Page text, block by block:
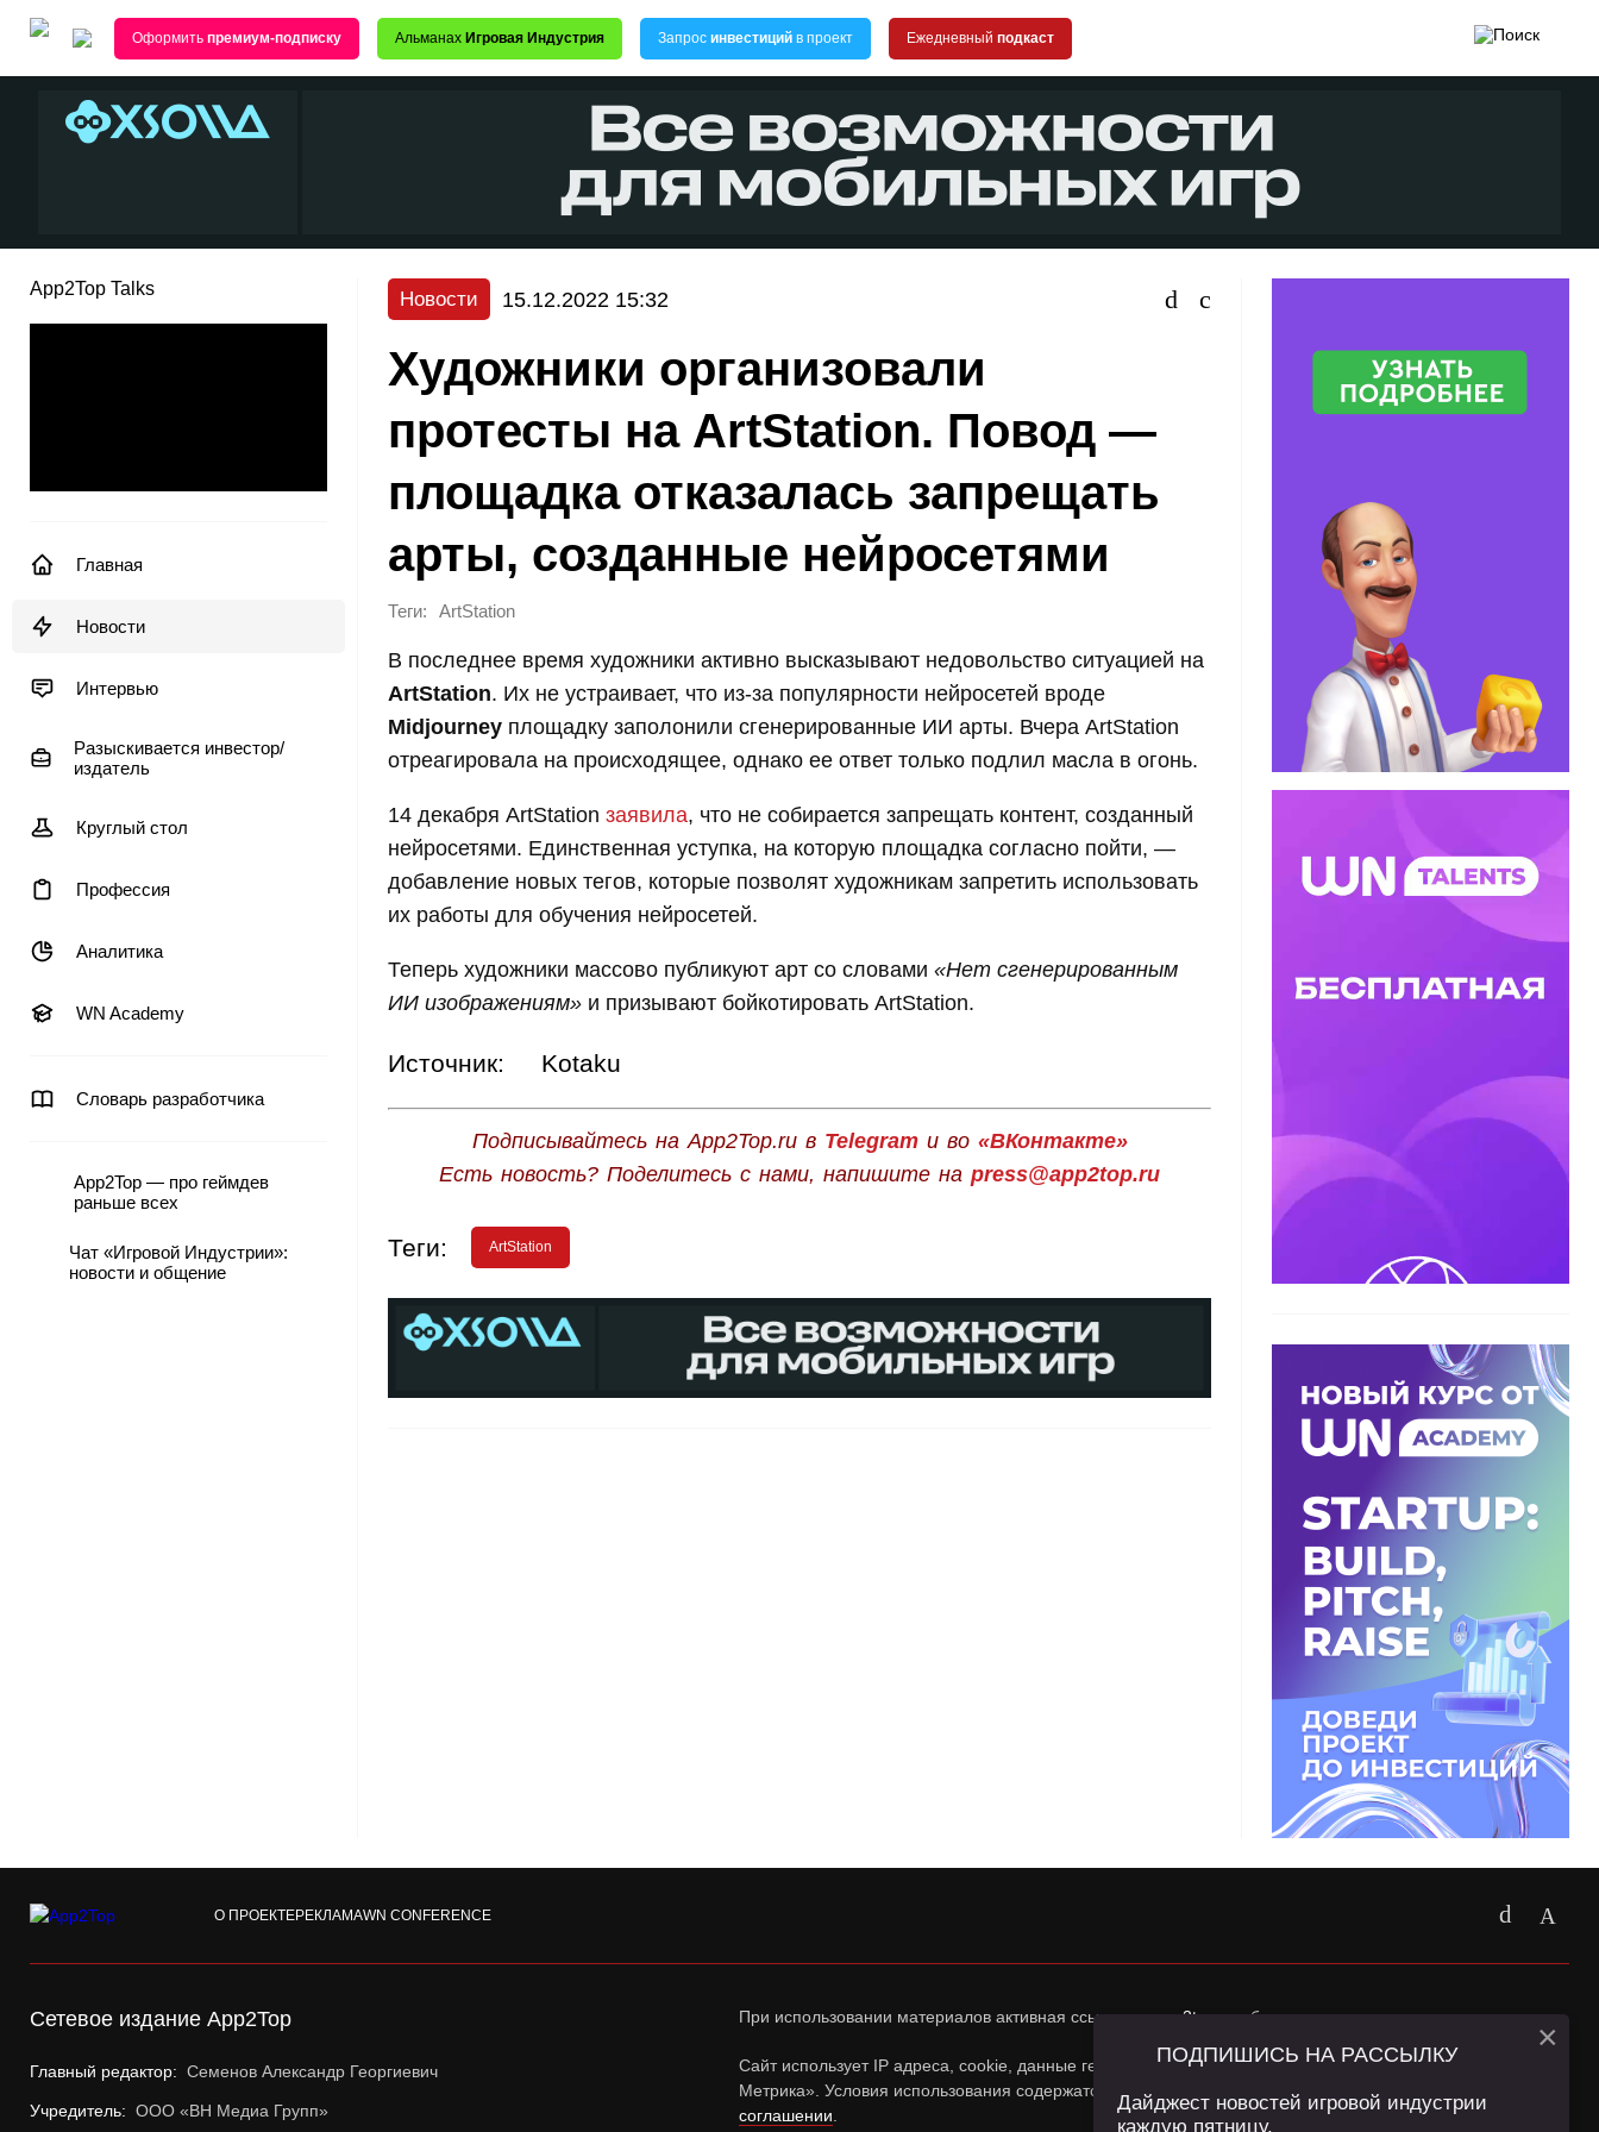
Оформить премиум-подписку Альманах Игровая Индустрия Запрос инвестиций в проект Ежедневный подкаст
App2Top Talks
Главная
Новости
Интервью
Разыскивается инвестор/
издатель
Круглый стол
Профессия
Аналитика
WN Academy
Словарь разработчика
App2Top — про геймдев
раньше всех
Чат «Игровой Индустрии»:
новости и общение
Новости 15.12.2022 15:32
Художники организовали
протесты на ArtStation. Повод —
площадка отказалась запрещать
арты, созданные нейросетями
Теги: ArtStation
В последнее время художники активно высказывают недовольство ситуацией на
ArtStation. Их не устраивает, что из-за популярности нейросетей вроде
Midjourney площадку заполонили сгенерированные ИИ арты. Вчера ArtStation
отреагировала на происходящее, однако ее ответ только подлил масла в огонь.
14 декабря ArtStation заявила, что не собирается запрещать контент, созданный
нейросетями. Единственная уступка, на которую площадка согласно пойти, —
добавление новых тегов, которые позволят художникам запретить использовать
их работы для обучения нейросетей.
Теперь художники массово публикуют арт со словами «Нет сгенерированным
ИИ изображениям» и призывают бойкотировать ArtStation.
Источник: Kotaku
Подписывайтесь на App2Top.ru в Telegramи во «ВКонтакте»
Есть новость? Поделитесь с нами, напишите на press@app2top.ru
Теги: ArtStation
О ПРОЕКТЕРЕКЛАМАWN CONFERENCE
Сетевое издание App2Top
Главный редактор: Семенов Александр Георгиевич
Учредитель: ООО «ВН Медиа Групп»
При использовании материалов активная ссылка наapp2top.ruобязательна.
Сайт использует IP адреса, cookie, данные геолокации Пользователей сайта и сервис «Яндекс
Метрика». Условия использования содержатся в
Политике конфиденциальностии
соглашении
ПОДПИШИСЬ НА РАССЫЛКУ
Дайджест новостей игровой индустрии
каждую пятницу.
×